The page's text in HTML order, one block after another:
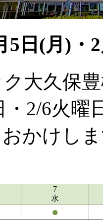
5日(月)・
大久保
・2/6火
かけし
7
水
●